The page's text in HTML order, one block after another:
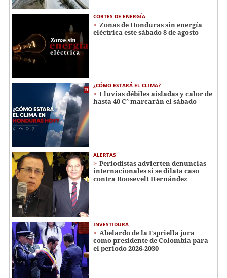
CORTES DE ENERGÍA
Zonas de Honduras sin energía
eléctrica este sábado 8 de agosto
¿CÓMO ESTARÁ EL CLIMA?
Lluvias débiles aisladas y calor de
hasta 40 C° marcarán el sábado
ALERTAS
Periodistas advierten denuncias
internacionales si se dilata caso
contra Roosevelt Hernández
INVESTIDURA
Abelardo de la Espriella jura
como presidente de Colombia para
el periodo 2026-2030